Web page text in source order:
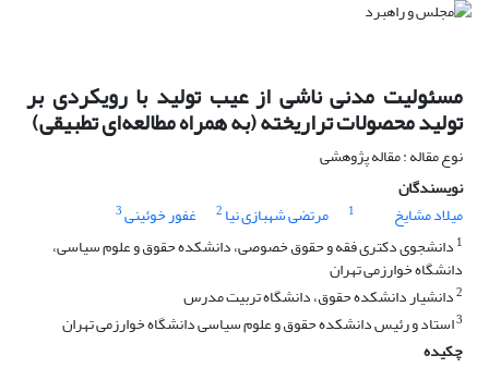
مسئولیت مدنی ناشی از عیب تولید با رویکردی بر
تولید محصولات تراریخته (به همراه مطالعه‌ای تطبیقی)
نوع مقاله : مقاله پژوهشی
نویسندگان
میلاد مشایخ
1 مرتضی شهبازی نیا 2 غفور خوئینی3
1 دانشجوی دکتری فقه و حقوق خصوصی، دانشکده حقوق و علوم سیاسی،
دانشگاه خوارزمی تهران
2دانشیار دانشکده حقوق، دانشگاه تربیت مدرس
3استاد و رئیس دانشکده حقوق و علوم سیاسی دانشگاه خوارزمی تهران
چکیده